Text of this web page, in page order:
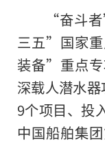
“奋斗
三五”国家
装备”重点专
深载人潜水
9个项目、投
中国船舶集